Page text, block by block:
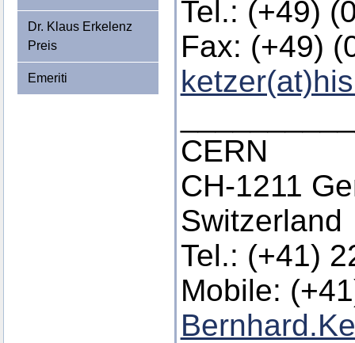
Dr. Klaus Erkelenz
Preis
Emeriti
Tel.: (+49)
Fax: (+49)
CERN
CH-1211
Switzerland
Tel.: (+41)
Mobile: